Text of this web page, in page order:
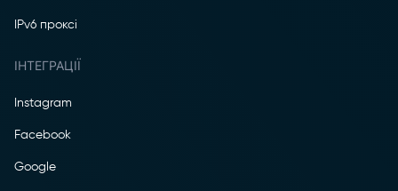
IPv6 проксі
ІНТЕГРАЦІЇ
Instagram
Facebook
Google